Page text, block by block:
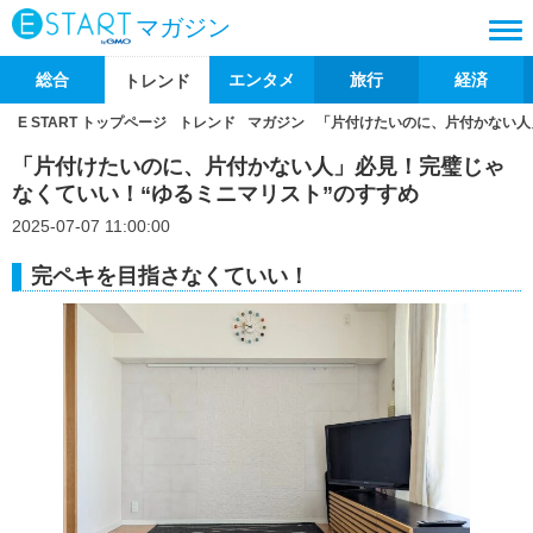
マガジン
総合 トレンド エンタメ 旅行 経済
E START トップページ トレンド マガジン 「片付けたいのに、片付かない
「片付けたいのに、片付かない人」必見！完璧じゃ
なくていい！“ゆるミニマリスト”のすすめ
2025-07-07 11:00:00
完ペキを目指さなくていい！